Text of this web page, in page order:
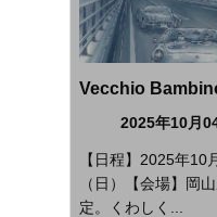
2025年10月
【日程】2025年10
（日）【会場】岡
定。くわしく...